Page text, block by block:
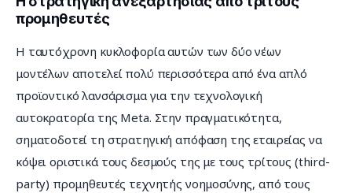
προμηθευτές
Η ταυτόχρονη κυκλοφορία αυτών των δύο νέων
μοντέλων αποτελεί πολύ περισσότερα από ένα απλό
προϊοντικό λανσάρισμα για την τεχνολογική
αυτοκρατορία της Meta. Στην πραγματικότητα,
σηματοδοτεί τη στρατηγική απόφαση της εταιρείας να
κόψει οριστικά τους δεσμούς της με τους τρίτους (third-
party) προμηθευτές τεχνητής νοημοσύνης, από τους